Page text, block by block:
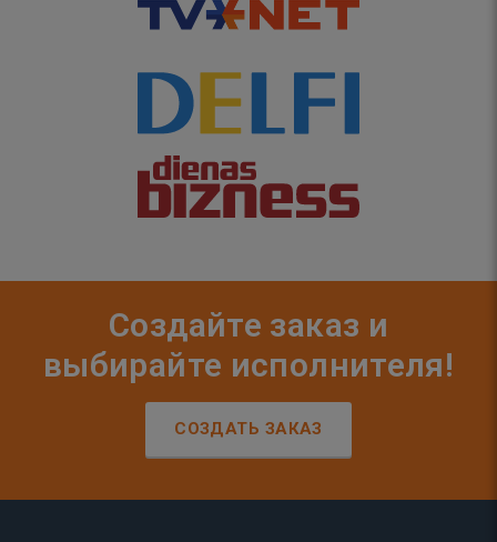
Создайте заказ и
выбирайте исполнителя!
СОЗДАТЬ ЗАКАЗ